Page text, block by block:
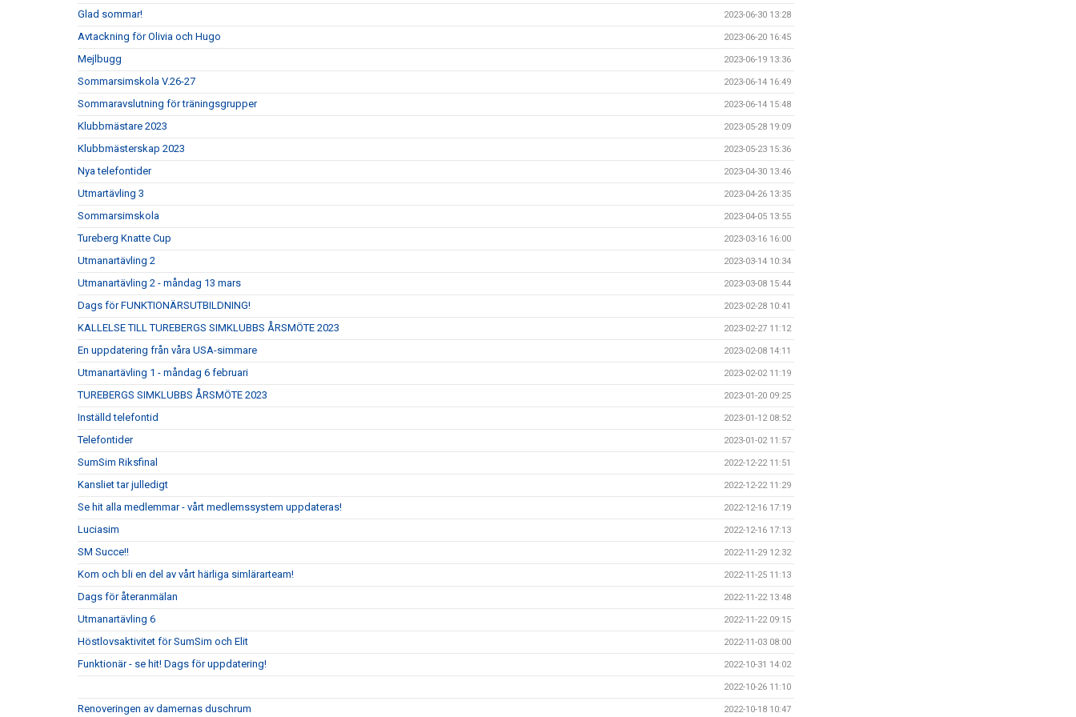
Glad sommar! 2023-06-30 13:28
Avtackning för Olivia och Hugo 2023-06-20 16:45
Mejlbugg 2023-06-19 13:36
Sommarsimskola V.26-27 2023-06-14 16:49
Sommaravslutning för träningsgrupper 2023-06-14 15:48
Klubbmästare 2023 2023-05-28 19:09
Klubbmästerskap 2023 2023-05-23 15:36
Nya telefontider 2023-04-30 13:46
Utmartävling 3 2023-04-26 13:35
Sommarsimskola 2023-04-05 13:55
Tureberg Knatte Cup 2023-03-16 16:00
Utmanartävling 2 2023-03-14 10:34
Utmanartävling 2 - måndag 13 mars 2023-03-08 15:44
Dags för FUNKTIONÄRSUTBILDNING! 2023-02-28 10:41
KALLELSE TILL TUREBERGS SIMKLUBBS ÅRSMÖTE 2023 2023-02-27 11:12
En uppdatering från våra USA-simmare 2023-02-08 14:11
Utmanartävling 1 - måndag 6 februari 2023-02-02 11:19
TUREBERGS SIMKLUBBS ÅRSMÖTE 2023 2023-01-20 09:25
Inställd telefontid 2023-01-12 08:52
Telefontider 2023-01-02 11:57
SumSim Riksfinal 2022-12-22 11:51
Kansliet tar julledigt 2022-12-22 11:29
Se hit alla medlemmar - vårt medlemssystem uppdateras! 2022-12-16 17:19
Luciasim 2022-12-16 17:13
SM Succe!! 2022-11-29 12:32
Kom och bli en del av vårt härliga simlärarteam! 2022-11-25 11:13
Dags för återanmälan 2022-11-22 13:48
Utmanartävling 6 2022-11-22 09:15
Höstlovsaktivitet för SumSim och Elit 2022-11-03 08:00
Funktionär - se hit! Dags för uppdatering! 2022-10-31 14:02
2022-10-26 11:10
Renoveringen av damernas duschrum 2022-10-18 10:47